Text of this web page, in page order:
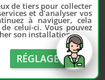
de tiers pour collecter
et d'analyser vos
à naviguer, cela
celui-ci. Vous pouvez
son installation.
RÉGLAGE